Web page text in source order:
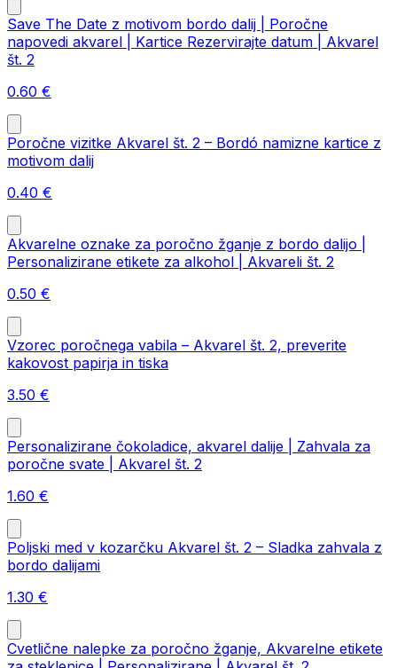
Save The Date z motivom bordo dalij | Poročne
napovedi akvarel | Kartice Rezervirajte datum | Akvarel
št. 2
0.60 €
Poročne vizitke Akvarel št. 2 – Bordó namizne kartice z
motivom dalij
0.40 €
Akvarelne oznake za poročno žganje z bordo dalijo |
Personalizirane etikete za alkohol | Akvareli št. 2
0.50 €
Vzorec poročnega vabila – Akvarel št. 2, preverite
kakovost papirja in tiska
3.50 €
Personalizirane čokoladice, akvarel dalije | Zahvala za
poročne svate | Akvarel št. 2
1.60 €
Poljski med v kozarčku Akvarel št. 2 – Sladka zahvala z
bordo dalijami
1.30 €
Cvetlične nalepke za poročno žganje, Akvarelne etikete